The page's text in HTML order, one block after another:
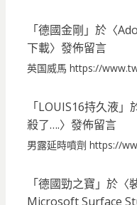
「德國金剛 」於〈
下載〉發佈留言
英国威馬 https://
「LOUIS16持久液」
殺了….〉發佈留言
男露延時噴劑 https://
「德國勁之寶 」於〈
Microsoft Surface